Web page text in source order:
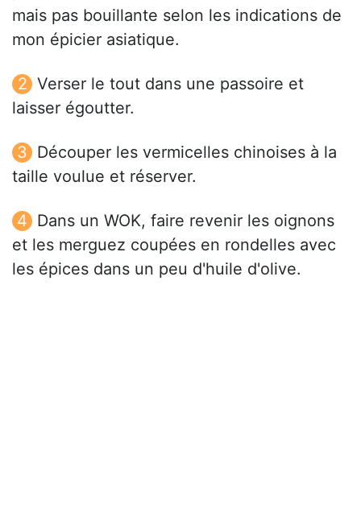
mais pas bouillante selon les indications de
mon épicier asiatique.
Verser le tout dans une passoire et
laisser égoutter.
Découper les vermicelles chinoises à la
taille voulue et réserver.
Dans un WOK, faire revenir les oignons
et les merguez coupées en rondelles avec
les épices dans un peu d'huile d'olive.